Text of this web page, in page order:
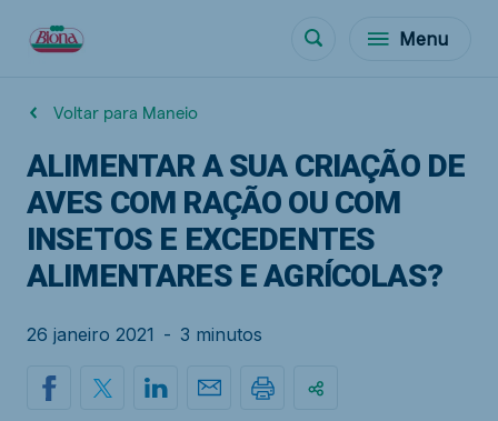
Menu
Voltar para Maneio
ALIMENTAR A SUA CRIAÇÃO DE
AVES COM RAÇÃO OU COM
INSETOS E EXCEDENTES
ALIMENTARES E AGRÍCOLAS?
26 janeiro 2021 - 3 minutos